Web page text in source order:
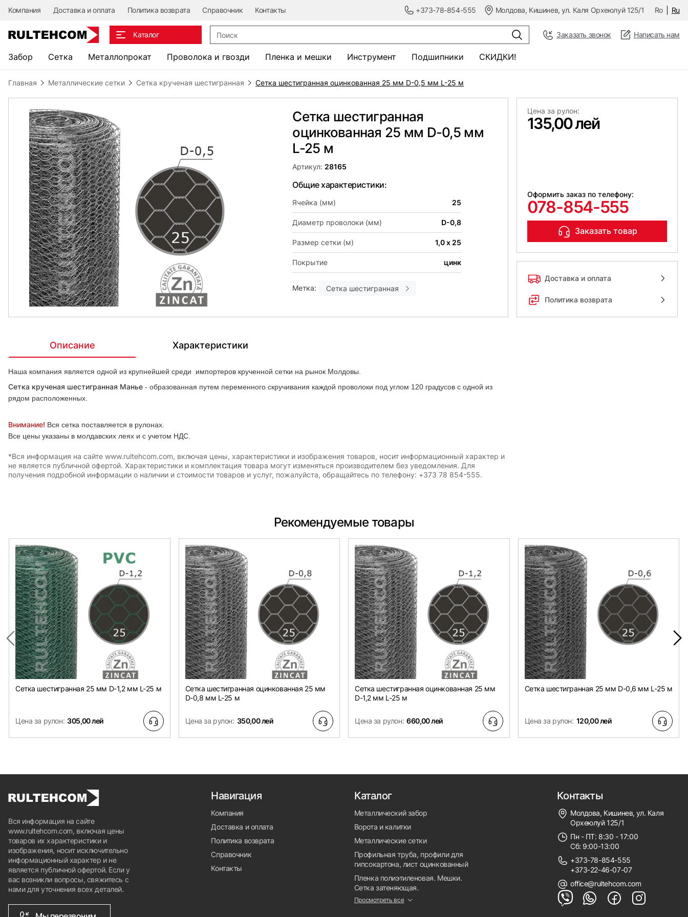
Компания Доставка и оплата Политика возврата Справочник Контакты +373-78-854-555 Молдова, Кишинев, ул. Каля Орхеюлуй 125/1 Ro Ru
Каталог Заказать звонок Написать нам
Забор Сетка Металлопрокат Проволока и гвозди Пленка и мешки Инструмент Подшипники СКИДКИ!
Главная Металлические сетки Сетка крученая шестигранная Сетка шестигранная оцинкованная 25 мм D-0,5 мм L-25 м
Сетка шестигранная
оцинкованная 25 мм D-0,5 мм
L-25 м
Артикул: 28165
Общие характеристики:
Ячейка (мм) 25
Диаметр проволоки (мм) D-0,8
Размер сетки (м) 1,0 х 25
Покрытие цинк
Метка: Сетка шестигранная
Цена за рулон:
135,00 лей
Оформить заказ по телефону:
078-854-555
Заказать товар
Доставка и оплата
Политика возврата
Описание Характеристики
Наша компания является одной из крупнейшей среди импортеров крученной сетки на рынок Молдовы.
Сетка крученая шестигранная Манье - образованная путем переменного скручивания каждой проволоки под углом 120 градусов с одной из
рядом расположенных.
Внимание! Вся сетка поставляется в рулонах.
Все цены указаны в молдавских леях и с учетом НДС.
*Вся информация на сайте www.rultehcom.com, включая цены, характеристики и изображения товаров, носит информационный характер и
не является публичной офертой. Характеристики и комплектация товара могут изменяться производителем без уведомления. Для
получения подробной информации о наличии и стоимости товаров и услуг, пожалуйста, обращайтесь по телефону: +373 78 854-555.
Рекомендуемые товары
Сетка шестигранная 25 мм D-1,2 мм L-25 м
Цена за рулон: 305,00 лей
Сетка шестигранная оцинкованная 25 мм
D-0,8 мм L-25 м
Цена за рулон: 350,00 лей
Сетка шестигранная оцинкованная 25 мм
D-1,2 мм L-25 м
Цена за рулон: 660,00 лей
Сетка шестигранная 25 мм D-0,6 мм L-25 м
Цена за рулон: 120,00 лей
Вся информация на сайте
www.rultehcom.com, включая цены
товаров их характеристики и
изображения, носит исключительно
информационный характер и не
является публичной офертой. Если у
вас возникли вопросы, свяжитесь с
нами для уточнения всех деталей.
Навигация
Компания
Доставка и оплата
Политика возврата
Справочник
Контакты
Каталог
Металлический забор
Ворота и калитки
Металлические сетки
Профильная труба, профили для
гипсокартона, лист оцинкованный
Пленка полиэтиленовая. Мешки.
Сетка затеняющая.
Просмотреть все
Контакты
Молдова, Кишинев, ул. Каля
Орхеюлуй 125/1
Пн - ПТ: 8:30 - 17:00
Сб: 9:00-13:00
+373-78-854-555
+373-22-46-07-07
office@rultehcom.com